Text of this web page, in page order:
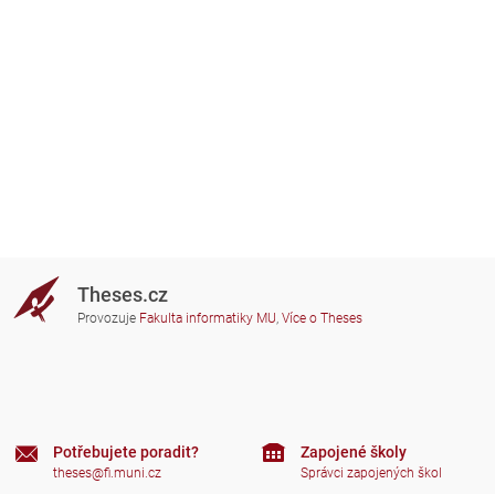
Theses.cz
Provozuje Fakulta informatiky MU, Více o Theses
Potřebujete poradit?
theses@fi.muni.cz
Zapojené školy
Správci zapojených škol